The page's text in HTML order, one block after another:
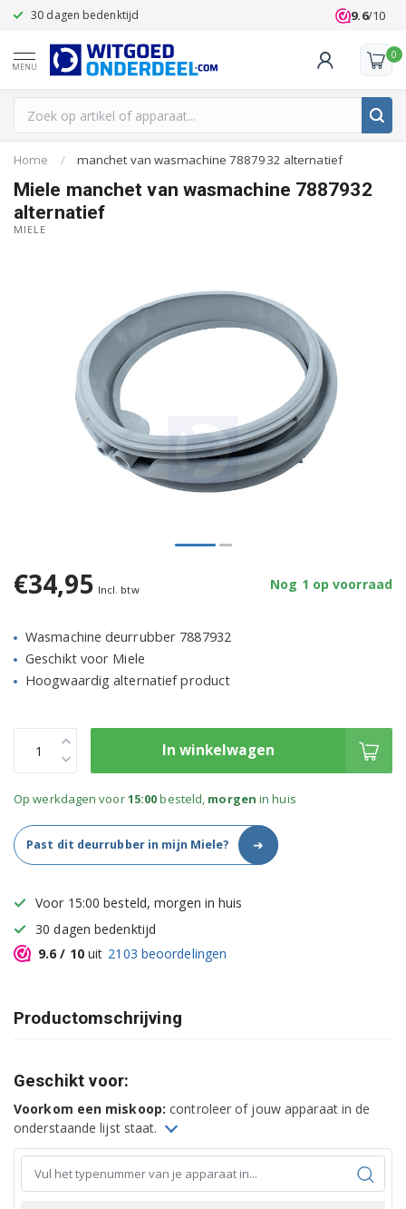
30 dagen bedenktijd Klanten
9.6/10
MENU
0
Home / manchet van wasmachine 7887932 alternatief
Miele manchet van wasmachine 7887932
alternatief
MIELE
€34,95 Incl. btw Nog 1 op voorraad
Wasmachine deurrubber 7887932
Geschikt voor Miele
Hoogwaardig alternatief product
In winkelwagen
Op werkdagen voor15:00besteld, morgen in huis
Past dit deurrubber in mijn Miele? ➜
Voor 15:00 besteld, morgen in huis
30 dagen bedenktijd
9.6 / 10uit 2103 beoordelingen
Productomschrijving
Geschikt voor:
Voorkom een miskoop: controleer of jouw apparaat in de
onderstaande lijst staat.